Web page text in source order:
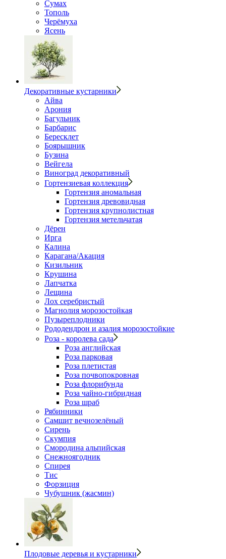
Сумах
Тополь
Черёмуха
Ясень
Декоративные кустарники
Айва
Арония
Багульник
Барбарис
Бересклет
Боярышник
Бузина
Вейгела
Виноград декоративный
Гортензиевая коллекция
Гортензия аномальная
Гортензия древовидная
Гортензия крупнолистная
Гортензия метельчатая
Дёрен
Ирга
Калина
Карагана/Акация
Кизильник
Крушина
Лапчатка
Лещина
Лох серебристый
Магнолия морозостойкая
Пузыреплодники
Рододендрон и азалия морозостойкие
Роза - королева сада
Роза английская
Роза парковая
Роза плетистая
Роза почвопокровная
Роза флорибунда
Роза чайно-гибридная
Роза шраб
Рябинники
Самшит вечнозелёный
Сирень
Скумпия
Смородина альпийская
Снежноягодник
Спирея
Тис
Форзиция
Чубушник (жасмин)
Плодовые деревья и кустарники